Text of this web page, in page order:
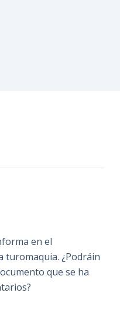
en el
turomaquia. ¿Podráin
que se ha